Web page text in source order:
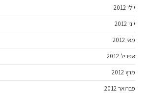
יולי 2012
יוני 2012
מאי 2012
אפריל 2012
מרץ 2012
פברואר 2012